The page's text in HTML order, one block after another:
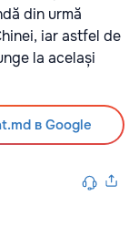
din urmă
iar astfel de
la același
в Google